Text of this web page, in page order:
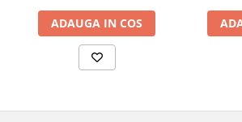
ADAUGA IN COS